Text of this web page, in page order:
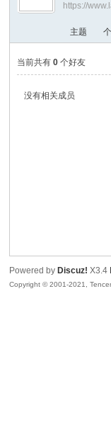
›
https://
主题
当前共有0 个好友
没有相关成员
Powered by Discuz! X3.4
Copyright © 2001-2021,